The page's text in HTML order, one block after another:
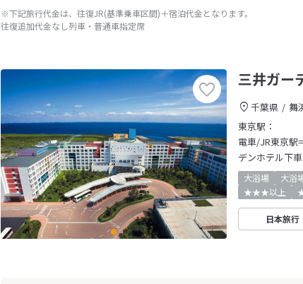
※下記旅行代金は、往復JR(基準乗車区間)＋宿泊代金となります。
往復追加代金なし列車・普通車指定席
三井ガー
千葉県 舞
東京駅：
電車/JR東京
デンホテル下車
大浴場 大浴
★★★以上
日本旅行